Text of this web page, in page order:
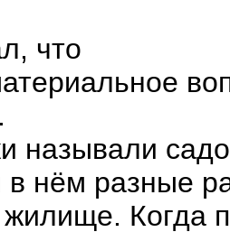
что
называли
нём разные
Когда